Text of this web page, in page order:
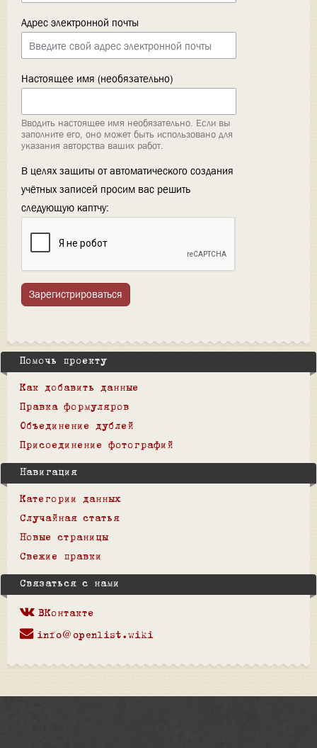
Адрес электронной почты
Настоящее имя (необязательно)
Вводить настоящее имя необязательно. Если вы
заполните его, оно может быть использовано для
указания авторства ваших работ.
В целях защиты от автоматического создания
учётных записей просим вас решить
следующую каптчу:
Зарегистрироваться
Помочь проекту
Как добавить данные
Правка формуляров
Объединение дублей
Присоединение фотографий
Навигация
Категории данных
Случайная статья
Новые страницы
Свежие правки
Связаться с нами
ВКонтакте
info@openlist.wiki